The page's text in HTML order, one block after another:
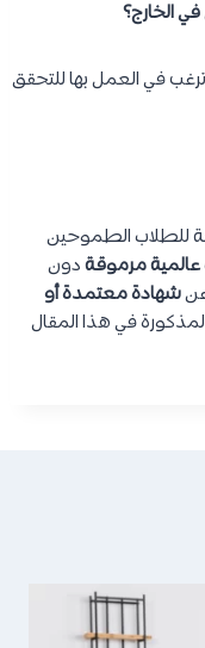
في العمل بها للتحقق
للطلاب الطموحين
مرموقةدون
شهادة معتمدة أو
المذكورة في هذا المقال